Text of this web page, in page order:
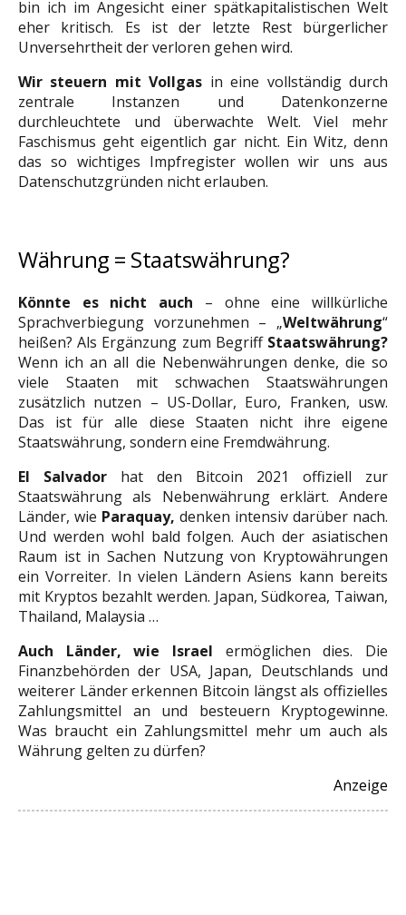
bin ich im Angesicht einer spätkapitalistischen Welt
eher kritisch. Es ist der letzte Rest bürgerlicher
Unversehrtheit der verloren gehen wird.
Wir steuern mit Vollgas in eine vollständig durch
zentrale Instanzen und Datenkonzerne
durchleuchtete und überwachte Welt. Viel mehr
Faschismus geht eigentlich gar nicht. Ein Witz, denn
das so wichtiges Impfregister wollen wir uns aus
Datenschutzgründen nicht erlauben.
Währung = Staatswährung?
Könnte es nicht auch – ohne eine willkürliche
Sprachverbiegung vorzunehmen – „Weltwährung“
heißen? Als Ergänzung zum Begriff Staatswährung?
Wenn ich an all die Nebenwährungen denke, die so
viele Staaten mit schwachen Staatswährungen
zusätzlich nutzen – US-Dollar, Euro, Franken, usw.
Das ist für alle diese Staaten nicht ihre eigene
Staatswährung, sondern eine Fremdwährung.
El Salvador hat den Bitcoin 2021 offiziell zur
Staatswährung als Nebenwährung erklärt. Andere
Länder, wie Paraquay, denken intensiv darüber nach.
Und werden wohl bald folgen. Auch der asiatischen
Raum ist in Sachen Nutzung von Kryptowährungen
ein Vorreiter. In vielen Ländern Asiens kann bereits
mit Kryptos bezahlt werden. Japan, Südkorea, Taiwan,
Thailand, Malaysia …
Auch Länder, wie Israel ermöglichen dies. Die
Finanzbehörden der USA, Japan, Deutschlands und
weiterer Länder erkennen Bitcoin längst als offizielles
Zahlungsmittel an und besteuern Kryptogewinne.
Was braucht ein Zahlungsmittel mehr um auch als
Währung gelten zu dürfen?
Anzeige